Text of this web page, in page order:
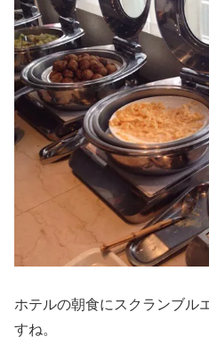
ホテルの朝食にスクランブル
すね。